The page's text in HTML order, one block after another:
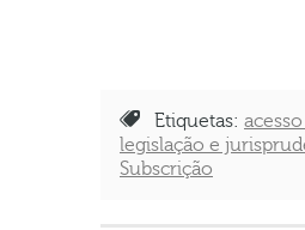
Etiquetas:
legislação e
Subscrição